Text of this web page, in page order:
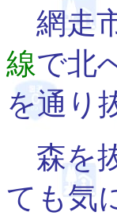
網走
線で北
を通り
森を
ても気